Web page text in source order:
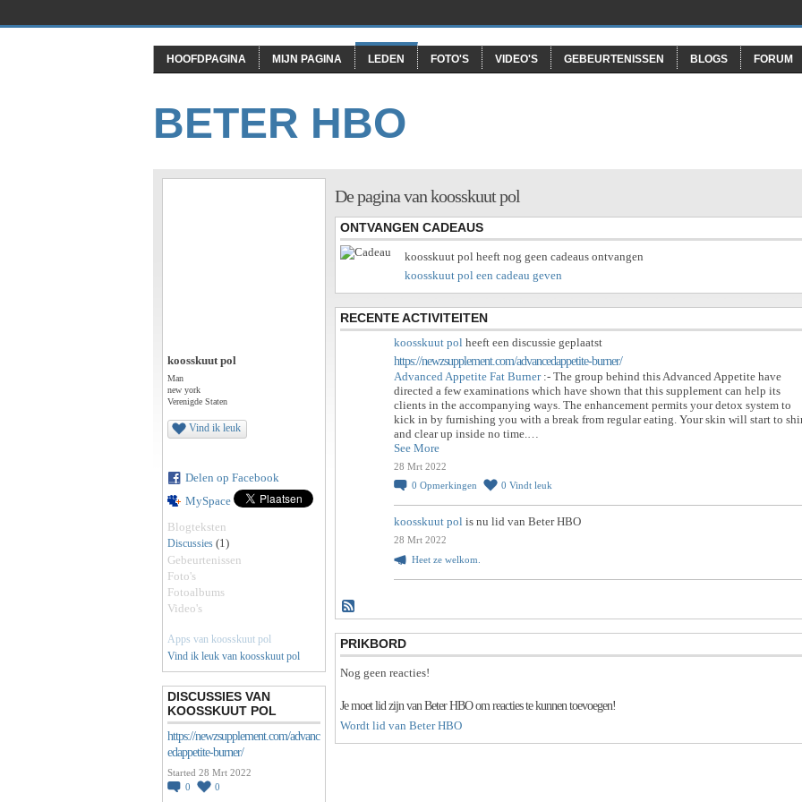
HOOFDPAGINA MIJN PAGINA LEDEN FOTO'S VIDEO'S GEBEURTENISSEN BLOGS FORUM
BETER HBO
koosskuut pol
Man
new york
Verenigde Staten
Vind ik leuk
Delen op Facebook
MySpace
Blogteksten
Discussies (1)
Gebeurtenissen
Foto's
Fotoalbums
Video's
Apps van koosskuut pol
Vind ik leuk van koosskuut pol
DISCUSSIES VAN
KOOSSKUUT POL
https://newzsupplement.com/advanc
edappetite-burner/
Started 28 Mrt 2022
0
0
De pagina van koosskuut pol
ONTVANGEN CADEAUS
koosskuut pol heeft nog geen cadeaus ontvangen
koosskuut pol een cadeau geven
RECENTE ACTIVITEITEN
koosskuut pol heeft een discussie geplaatst
https://newzsupplement.com/advancedappetite-burner/
Advanced Appetite Fat Burner:- The group behind this Advanced Appetite have
directed a few examinations which have shown that this supplement can help its
clients in the accompanying ways. The enhancement permits your detox system to
kick in by furnishing you with a break from regular eating. Your skin will start to
and clear up inside no time.…
See More
28 Mrt 2022
0 Opmerkingen 0 Vindt leuk
koosskuut pol is nu lid van Beter HBO
28 Mrt 2022
Heet ze welkom.
PRIKBORD
Nog geen reacties!
Je moet lid zijn van Beter HBO om reacties te kunnen toevoegen!
Wordt lid van Beter HBO